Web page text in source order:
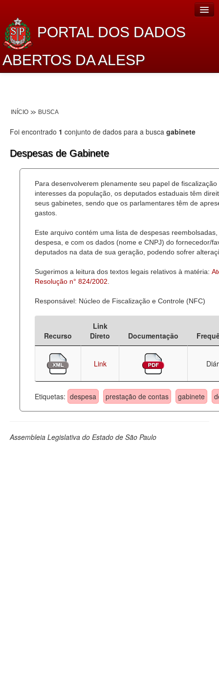
PORTAL DOS DADOS
ABERTOS DA ALESP
Lei de Acesso à Informação
Dados Governamentais Abertos
Catálogo de dados
Processo Legislativo
Deputados Estaduais
Administração
Legislação
INÍCIO BUSCA
Foi encontrado 1 conjunto de dados para a busca gabinete
Despesas de Gabinete
Para desenvolverem plenamente seu papel de
interesses da população, os deputados estaduais têm
seus gabinetes, sendo que os parlamentares têm de
gastos.
Este arquivo contém uma lista de despesas
despesa, e com os dados (nome e CNPJ) do fornecedor/
deputados na data de sua geração, podendo sofrer
Sugerimos a leitura dos textos legais relativos à matéria:
Resolução n° 824/2002
Responsável: Núcleo de Fiscalização e Controle (NFC)
Recurso
Link
Direto
Documentação
Link
Etiquetas: despesa prestação de contas gabinete
Assembleia Legislativa do Estado de São Paulo